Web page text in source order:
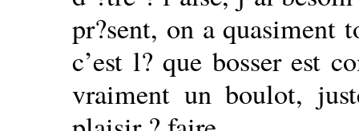
pr?sent, on a quasiment
c’est l? que bosser est
vraiment un boulot,